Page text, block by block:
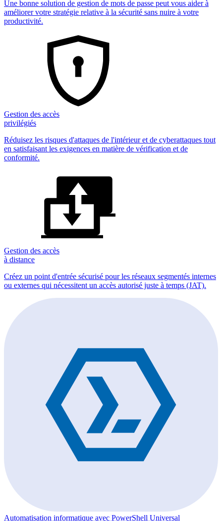
Une bonne solution de gestion de mots de passe peut vous aider à
améliorer votre stratégie relative à la sécurité sans nuire à votre
productivité.
Gestion des accès
privilégiés
Réduisez les risques d'attaques de l'intérieur et de cyberattaques tout
en satisfaisant les exigences en matière de vérification et de
conformité.
Gestion des accès
à distance
Créez un point d'entrée sécurisé pour les réseaux segmentés internes
ou externes qui nécessitent un accès autorisé juste à temps (JAT).
Automatisation informatique avec PowerShell Universal